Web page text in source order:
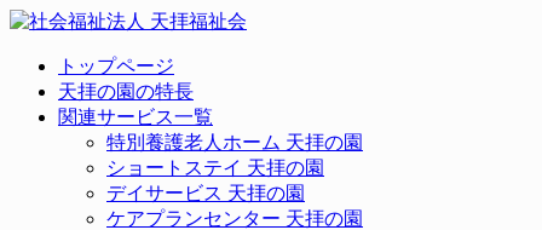
トップページ
天拝の園の特長
関連サービス一覧
特別養護老人ホーム 天拝の園
ショートステイ 天拝の園
デイサービス 天拝の園
ケアプランセンター 天拝の園